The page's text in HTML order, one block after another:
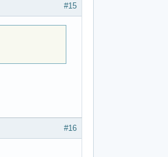
#15
#16